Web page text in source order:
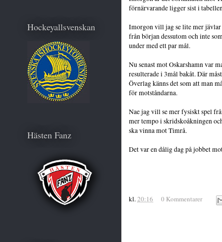
förnärvarande ligger sist i
Imorgon vill jag se lite mer jävlar
från början dessutom och inte
under med ett par mål.
Nu senast mot Oskarshamn var
resulterade i 3mål bakåt. Där
Överlag känns det som att man
för motståndarna.
Nae jag vill se mer fysiskt spel
mer tempo i skridskoåkningen
ska vinna mot Timrå.
Det var en dålig dag på jobbet
kl.20:16 0 Kommentarer
Hockeyallsvenskan
Hästen Fanz